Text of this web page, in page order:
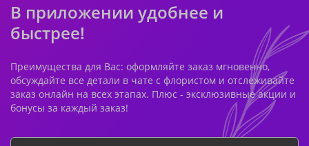
В приложении удобнее и
быстрее!
Преимущества для Вас: оформляйте заказ мгновенно,
обсуждайте все детали в чате с флористом и отслеживайте
заказ онлайн на всех этапах. Плюс - эксклюзивные акции и
бонусы за каждый заказ!